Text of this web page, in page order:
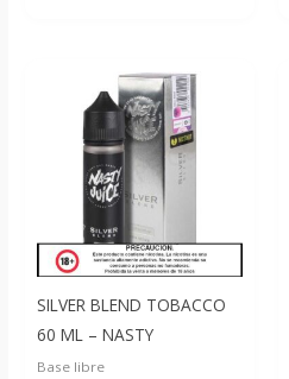
SILVER BLEND TOBACCO
60 ML – NASTY
Base libre